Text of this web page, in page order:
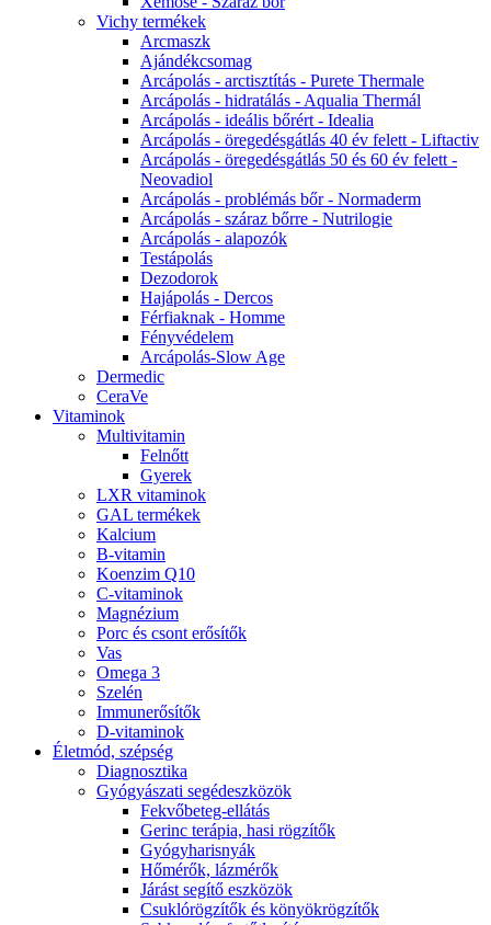
Vichy termékek
Arcmaszk
Ajándékcsomag
Arcápolás - arctisztítás - Purete Thermale
Arcápolás - hidratálás - Aqualia Thermál
Arcápolás - ideális bőrért - Idealia
Arcápolás - öregedésgátlás 40 év felett - Liftactiv
Arcápolás - öregedésgátlás 50 és 60 év felett -
Neovadiol
Arcápolás - problémás bőr - Normaderm
Arcápolás - száraz bőrre - Nutrilogie
Arcápolás - alapozók
Testápolás
Dezodorok
Hajápolás - Dercos
Férfiaknak - Homme
Fényvédelem
Arcápolás-Slow Age
Dermedic
CeraVe
Vitaminok
Multivitamin
Felnőtt
Gyerek
LXR vitaminok
GAL termékek
Kalcium
B-vitamin
Koenzim Q10
C-vitaminok
Magnézium
Porc és csont erősítők
Vas
Omega 3
Szelén
Immunerősítők
D-vitaminok
Életmód, szépség
Diagnosztika
Gyógyászati segédeszközök
Fekvőbeteg-ellátás
Gerinc terápia, hasi rögzítők
Gyógyharisnyák
Hőmérők, lázmérők
Járást segítő eszközök
Csuklórögzítők és könyökrögzítők